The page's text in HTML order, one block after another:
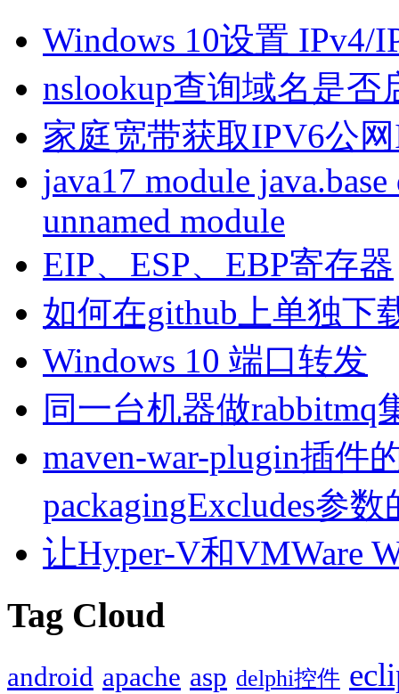
Windows 10设置 IPv4/
nslookup查询域名是否
家庭宽带获取IPV6公
java17 module
unnamed module
EIP、ESP、EBP寄存器
如何在github上单独下
Windows 10 端口转发
同一台机器做rabbitmq
maven-war-plugin插件
packagingExcludes参
让Hyper-V和VMWare
Tag Cloud
android apache asp delphi控件